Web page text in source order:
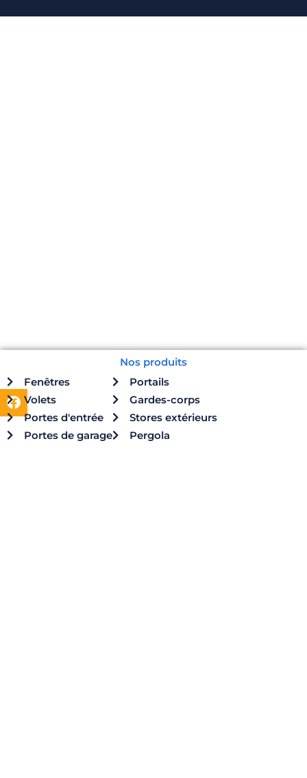
F
a
c
e
Nos produits
Fenêtres
Volets
Portes d'entrée
Portes de garage
Portails
Gardes-corps
Stores extérieurs
Pergola